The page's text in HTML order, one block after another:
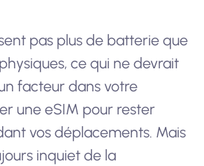
pas plus de batterie que
ce qui ne devrait
facteur dans votre
une eSIM pour rester
vos déplacements. Mais
inquiet de la